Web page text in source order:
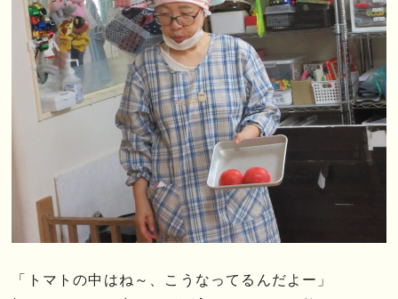
「トマトの中はね～、こうなってるんだよー」